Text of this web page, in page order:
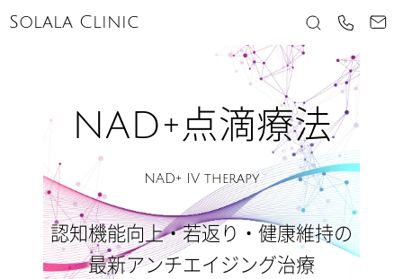
Solala Clinic
NAD+点滴療法
NAD+ IV therapy
認知機能向上・若返り・健康維持の
最新アンチエイジング治療